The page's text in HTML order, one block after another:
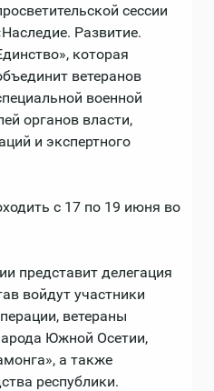
сессии
Развитие.
которая
ветеранов
военной
органов власти,
и экспертного
с 17 по 19 июня во
представит делегация
войдут участники
ветераны
Южной Осетии,
а также
республики.